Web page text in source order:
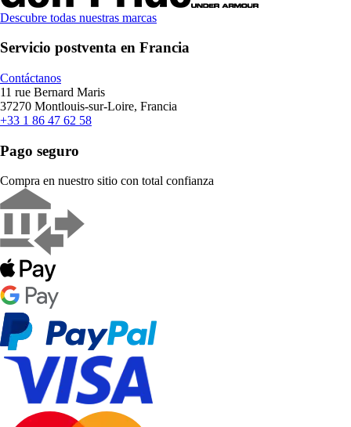
Descubre todas nuestras marcas
Servicio postventa en Francia
Contáctanos
11 rue Bernard Maris
37270 Montlouis-sur-Loire, Francia
+33 1 86 47 62 58
Pago seguro
Compra en nuestro sitio con total confianza